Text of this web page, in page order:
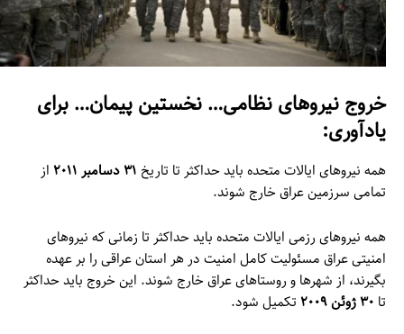
خروج نیروهای نظامی… نخستین پیمان… برای
یادآوری:
همه نیروهای ایالات متحده باید حداکثر تا تاریخ ۳۱ دسامبر ۲۰۱۱
از
تمامی سرزمین عراق خارج شوند.
همه نیروهای رزمی ایالات متحده باید حداکثر تا زمانی که نیروهای
امنیتی عراق مسئولیت کامل امنیت در هر استان عراقی را بر عهده
بگیرند، از شهرها و روستاهای عراق خارج شوند. این خروج باید حداکثر
تا ۳۰ ژوئن ۲۰۰۹
تکمیل شود.